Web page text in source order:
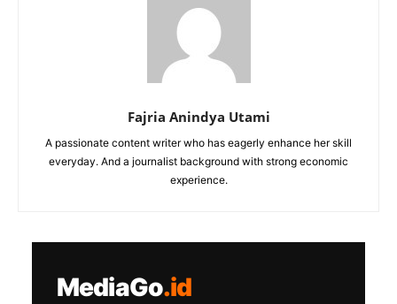
Fajria Anindya Utami
A passionate content writer who has eagerly enhance her skill
everyday. And a journalist background with strong economic
experience.
MediaGo.id